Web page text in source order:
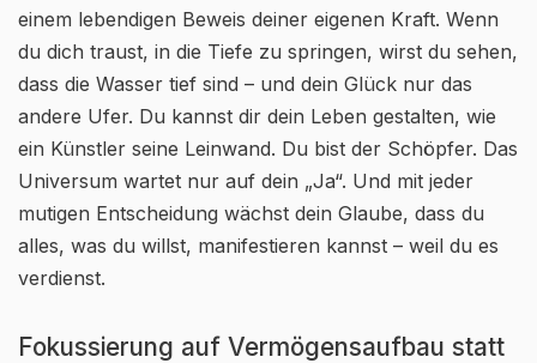
einem lebendigen Beweis deiner eigenen Kraft. Wenn
du dich traust, in die Tiefe zu springen, wirst du sehen,
dass die Wasser tief sind – und dein Glück nur das
andere Ufer. Du kannst dir dein Leben gestalten, wie
ein Künstler seine Leinwand. Du bist der Schöpfer. Das
Universum wartet nur auf dein „Ja“. Und mit jeder
mutigen Entscheidung wächst dein Glaube, dass du
alles, was du willst, manifestieren kannst – weil du es
verdienst.
Fokussierung auf Vermögensaufbau statt